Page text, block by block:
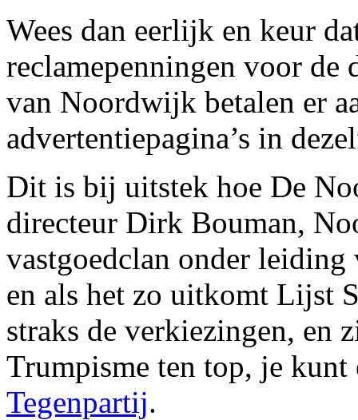
Wees dan eerlijk en keur
reclamepenningen voor
van Noordwijk betalen er
advertentiepagina’s in
Dit is bij uitstek hoe De
directeur Dirk Bouman,
vastgoedclan onder
en als het zo uitkomt Lijst
straks de verkiezingen, en
Trumpisme ten top, je
Tegenpartij.